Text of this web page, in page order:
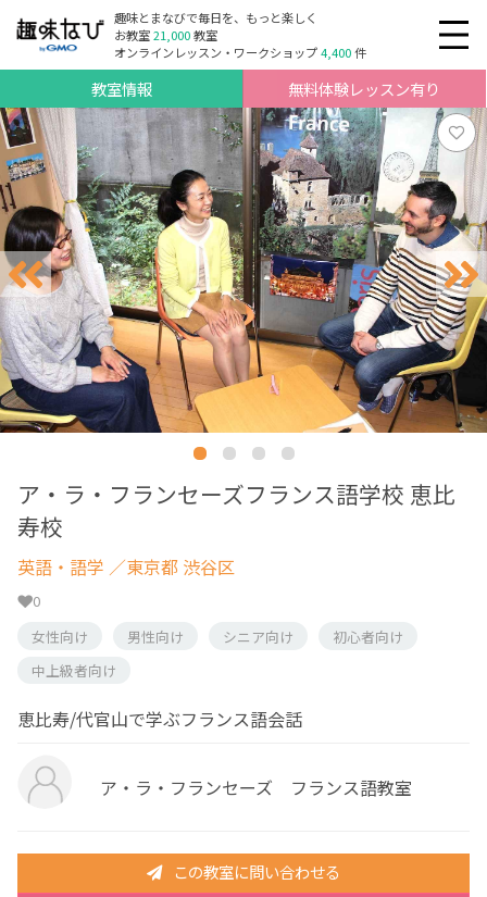
趣味とまなびで毎日を、もっと楽しく
お教室21,000教室
オンラインレッスン・ワークショップ4,400件
教室情報 無料体験レッスン有り
ア・ラ・フランセーズフランス語学校 恵比
寿校
英語・語学 ／東京都 渋谷区
0
女性向け
男性向け シニア向け
初心者向け
中上級者向け
恵比寿/代官山で学ぶフランス語会話
ア・ラ・フランセーズ フランス語教室
この教室に問い合わせる